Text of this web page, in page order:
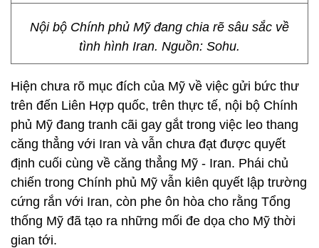
Nội bộ Chính phủ Mỹ đang chia rẽ sâu sắc về
tình hình Iran. Nguồn: Sohu.
Hiện chưa rõ mục đích của Mỹ về việc gửi bức thư
trên đến Liên Hợp quốc, trên thực tế, nội bộ Chính
phủ Mỹ đang tranh cãi gay gắt trong việc leo thang
căng thẳng với Iran và vẫn chưa đạt được quyết
định cuối cùng về căng thẳng Mỹ - Iran. Phái chủ
chiến trong Chính phủ Mỹ vẫn kiên quyết lập trường
cứng rắn với Iran, còn phe ôn hòa cho rằng Tổng
thống Mỹ đã tạo ra những mối đe dọa cho Mỹ thời
gian tới.